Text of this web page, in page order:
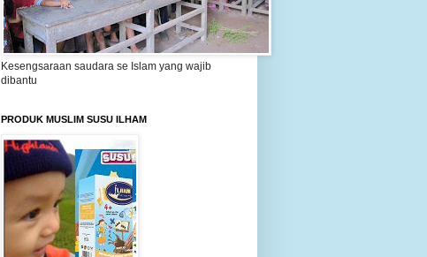
Kesengsaraan saudara se Islam yang wajib
dibantu
PRODUK MUSLIM SUSU ILHAM